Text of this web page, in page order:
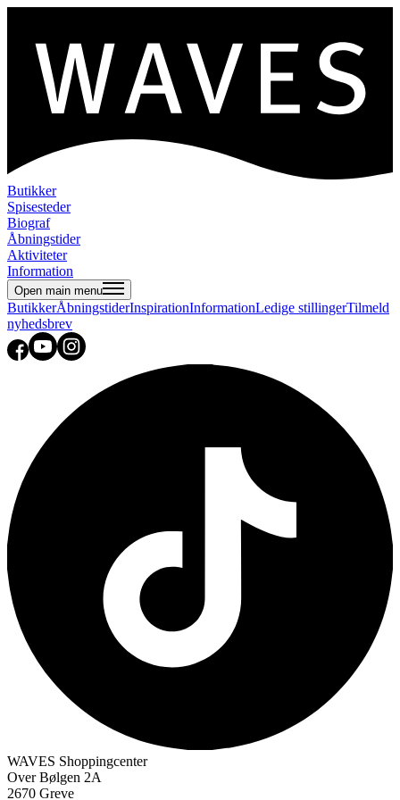
Butikker
Spisesteder
Biograf
Åbningstider
Aktiviteter
Information
Open main menu
ButikkerÅbningstiderInspirationInformationLedige stillingerTilmeld
nyhedsbrev
WAVES Shoppingcenter
Over Bølgen 2A
2670 Greve